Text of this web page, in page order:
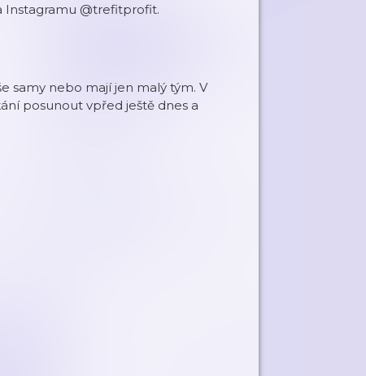
Instagramu @trefitprofit.
samy nebo mají jen malý tým. V
posunout vpřed ještě dnes a